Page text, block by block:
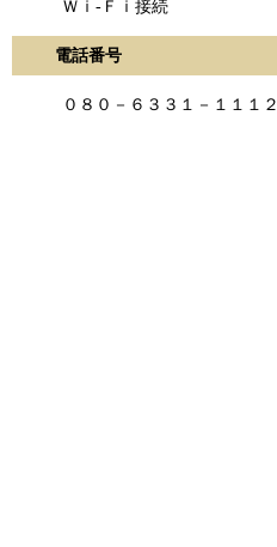
Ｗｉ-Ｆｉ接続
電話番号
０８０－６３３１－１１１２